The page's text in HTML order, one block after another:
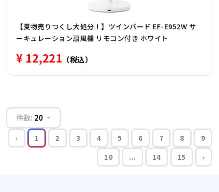
【夏物売りつくし大処分！】ツインバード EF-E952W サ
ーキュレーション扇風機 リモコン付き ホワイト
¥ 12,221 （税込）
件数: 20
‹ 1 2 3 4 5 6 7 8
9
10
... 14 15 ›